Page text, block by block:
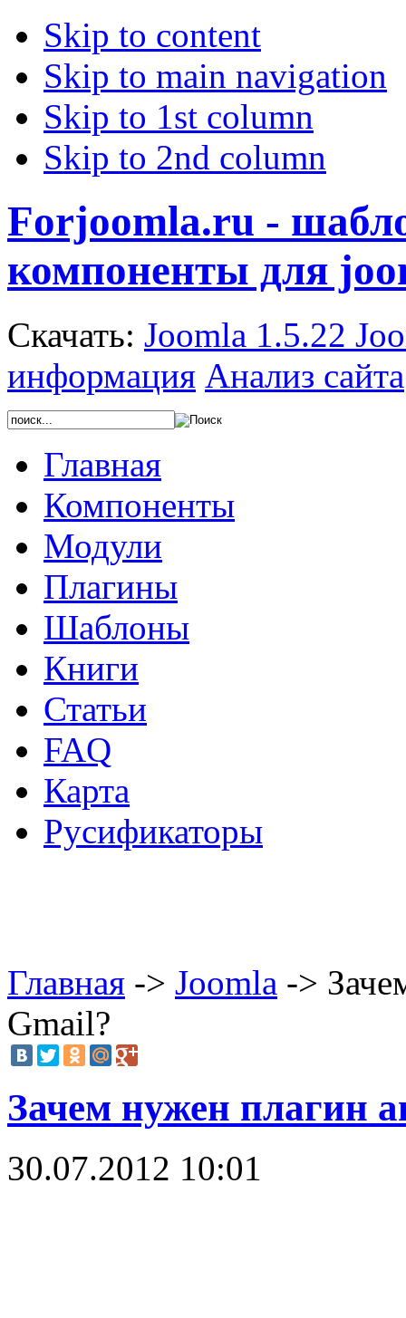
Skip to content
Skip to main navigation
Skip to 1st column
Skip to 2nd column
Forjoomla.ru -
компоненты для
Скачать: Joomla 1.5.22
информация Анализ сайта
Главная
Компоненты
Модули
Плагины
Шаблоны
Книги
Статьи
FAQ
Карта
Русификаторы
Главная -> Joomla ->
Gmail?
Зачем нужен плагин
30.07.2012 10:01